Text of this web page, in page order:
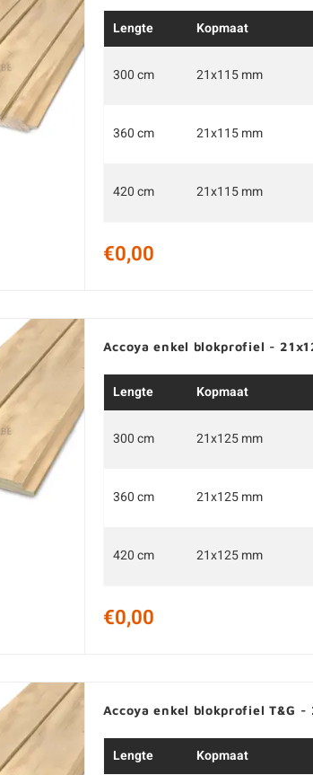
Lengte Kopmaat
300 cm 21x115 mm
360 cm 21x115 mm
420 cm 21x115 mm
€0,00
Accoya enkel blokprofiel -
Lengte Kopmaat
300 cm 21x125 mm
360 cm 21x125 mm
420 cm 21x125 mm
€0,00
Accoya enkel blokprofiel T&G -
Lengte Kopmaat